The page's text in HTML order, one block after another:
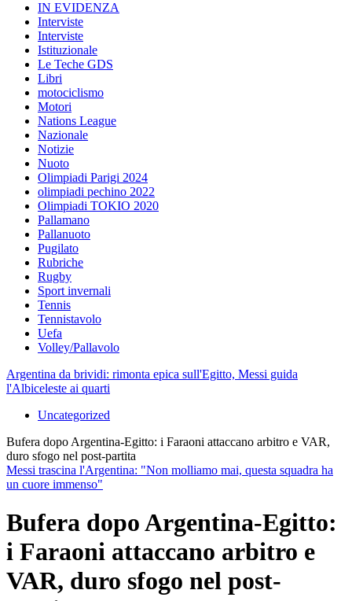
IN EVIDENZA
Interviste
Interviste
Istituzionale
Le Teche GDS
Libri
motociclismo
Motori
Nations League
Nazionale
Notizie
Nuoto
Olimpiadi Parigi 2024
olimpiadi pechino 2022
Olimpiadi TOKIO 2020
Pallamano
Pallanuoto
Pugilato
Rubriche
Rugby
Sport invernali
Tennis
Tennistavolo
Uefa
Volley/Pallavolo
Argentina da brividi: rimonta epica sull'Egitto, Messi guida
l'Albiceleste ai quarti
Uncategorized
Bufera dopo Argentina-Egitto: i Faraoni attaccano arbitro e VAR,
duro sfogo nel post-partita
Messi trascina l'Argentina: "Non molliamo mai, questa squadra ha
un cuore immenso"
Bufera dopo Argentina-Egitto:
i Faraoni attaccano arbitro e
VAR, duro sfogo nel post-